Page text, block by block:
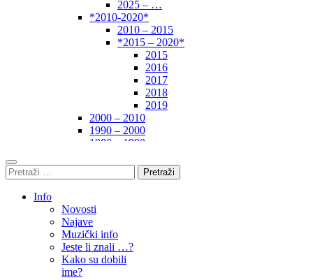
2025 – …
*2010-2020*
2010 – 2015
*2015 – 2020*
2015
2016
2017
2018
2019
2000 – 2010
1990 – 2000
1980 – 1990
1970 – 1975
1975 – 1980
1950 – 1960
… – 1950
Autori
Pretraži:
Info
Novosti
Najave
Muzički info
Jeste li znali …?
Kako su dobili
ime?